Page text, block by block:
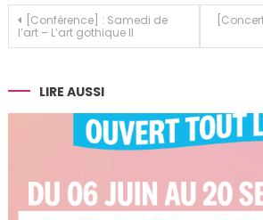
Navigation
de
l’article
[Conférence] : Samedi de
l’art – L’art gothique II
LIRE AUSSI